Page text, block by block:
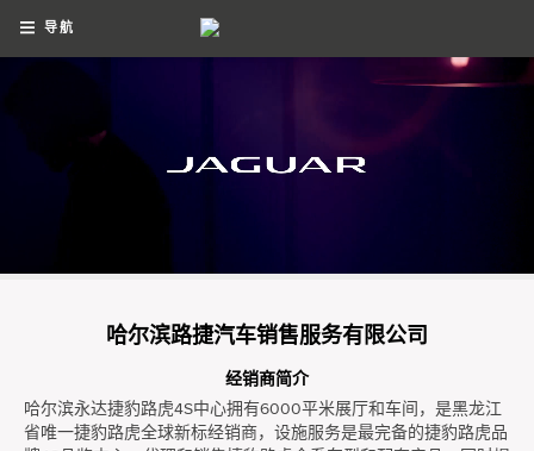
导航
哈尔滨路捷汽车销售服务有限公司
经销商简介
哈尔滨永达捷豹路虎4S中心拥有6000平米展厅和车间，是黑龙江
省唯一捷豹路虎全球新标经销商，设施服务是最完备的捷豹路虎品